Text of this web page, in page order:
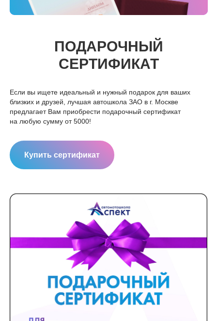
ПОДАРОЧНЫЙ
СЕРТИФИКАТ
Если вы ищете идеальный и нужный подарок для ваших
близких и друзей, лучшая автошкола ЗАО в г. Москве
предлагает Вам приобрести подарочный сертификат
на любую сумму от 5000!
Купить сертификат